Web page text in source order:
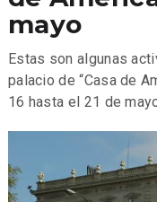
mayo
Estas son algunas
palacio de “Casa de
16 hasta el 21 de